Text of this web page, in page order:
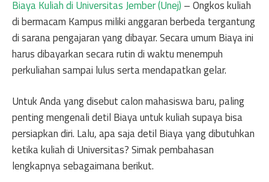
Biaya Kuliah di Universitas Jember (Unej) – Ongkos kuliah
di bermacam Kampus miliki anggaran berbeda tergantung
di sarana pengajaran yang dibayar. Secara umum Biaya ini
harus dibayarkan secara rutin di waktu menempuh
perkuliahan sampai lulus serta mendapatkan gelar.
Untuk Anda yang disebut calon mahasiswa baru, paling
penting mengenali detil Biaya untuk kuliah supaya bisa
persiapkan diri. Lalu, apa saja detil Biaya yang dibutuhkan
ketika kuliah di Universitas? Simak pembahasan
lengkapnya sebagaimana berikut.